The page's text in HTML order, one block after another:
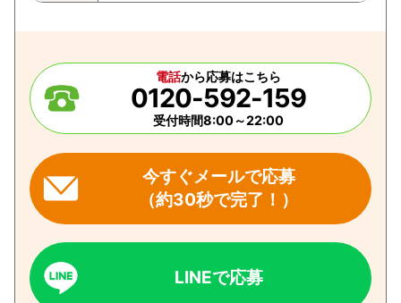
電話から応募はこちら
0120-592-159
受付時間8:00～22:00
今すぐメールで応募
（約30秒で完了！）
LINEで応募